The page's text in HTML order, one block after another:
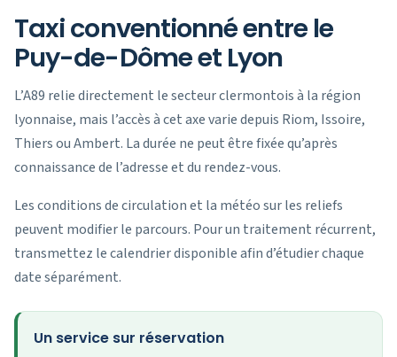
Taxi conventionné entre le
Puy-de-Dôme et Lyon
L’A89 relie directement le secteur clermontois à la région
lyonnaise, mais l’accès à cet axe varie depuis Riom, Issoire,
Thiers ou Ambert. La durée ne peut être fixée qu’après
connaissance de l’adresse et du rendez-vous.
Les conditions de circulation et la météo sur les reliefs
peuvent modifier le parcours. Pour un traitement récurrent,
transmettez le calendrier disponible afin d’étudier chaque
date séparément.
Un service sur réservation